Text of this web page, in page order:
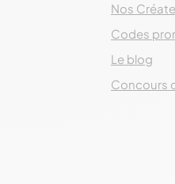
Nos
Codes
Le blog
Concours